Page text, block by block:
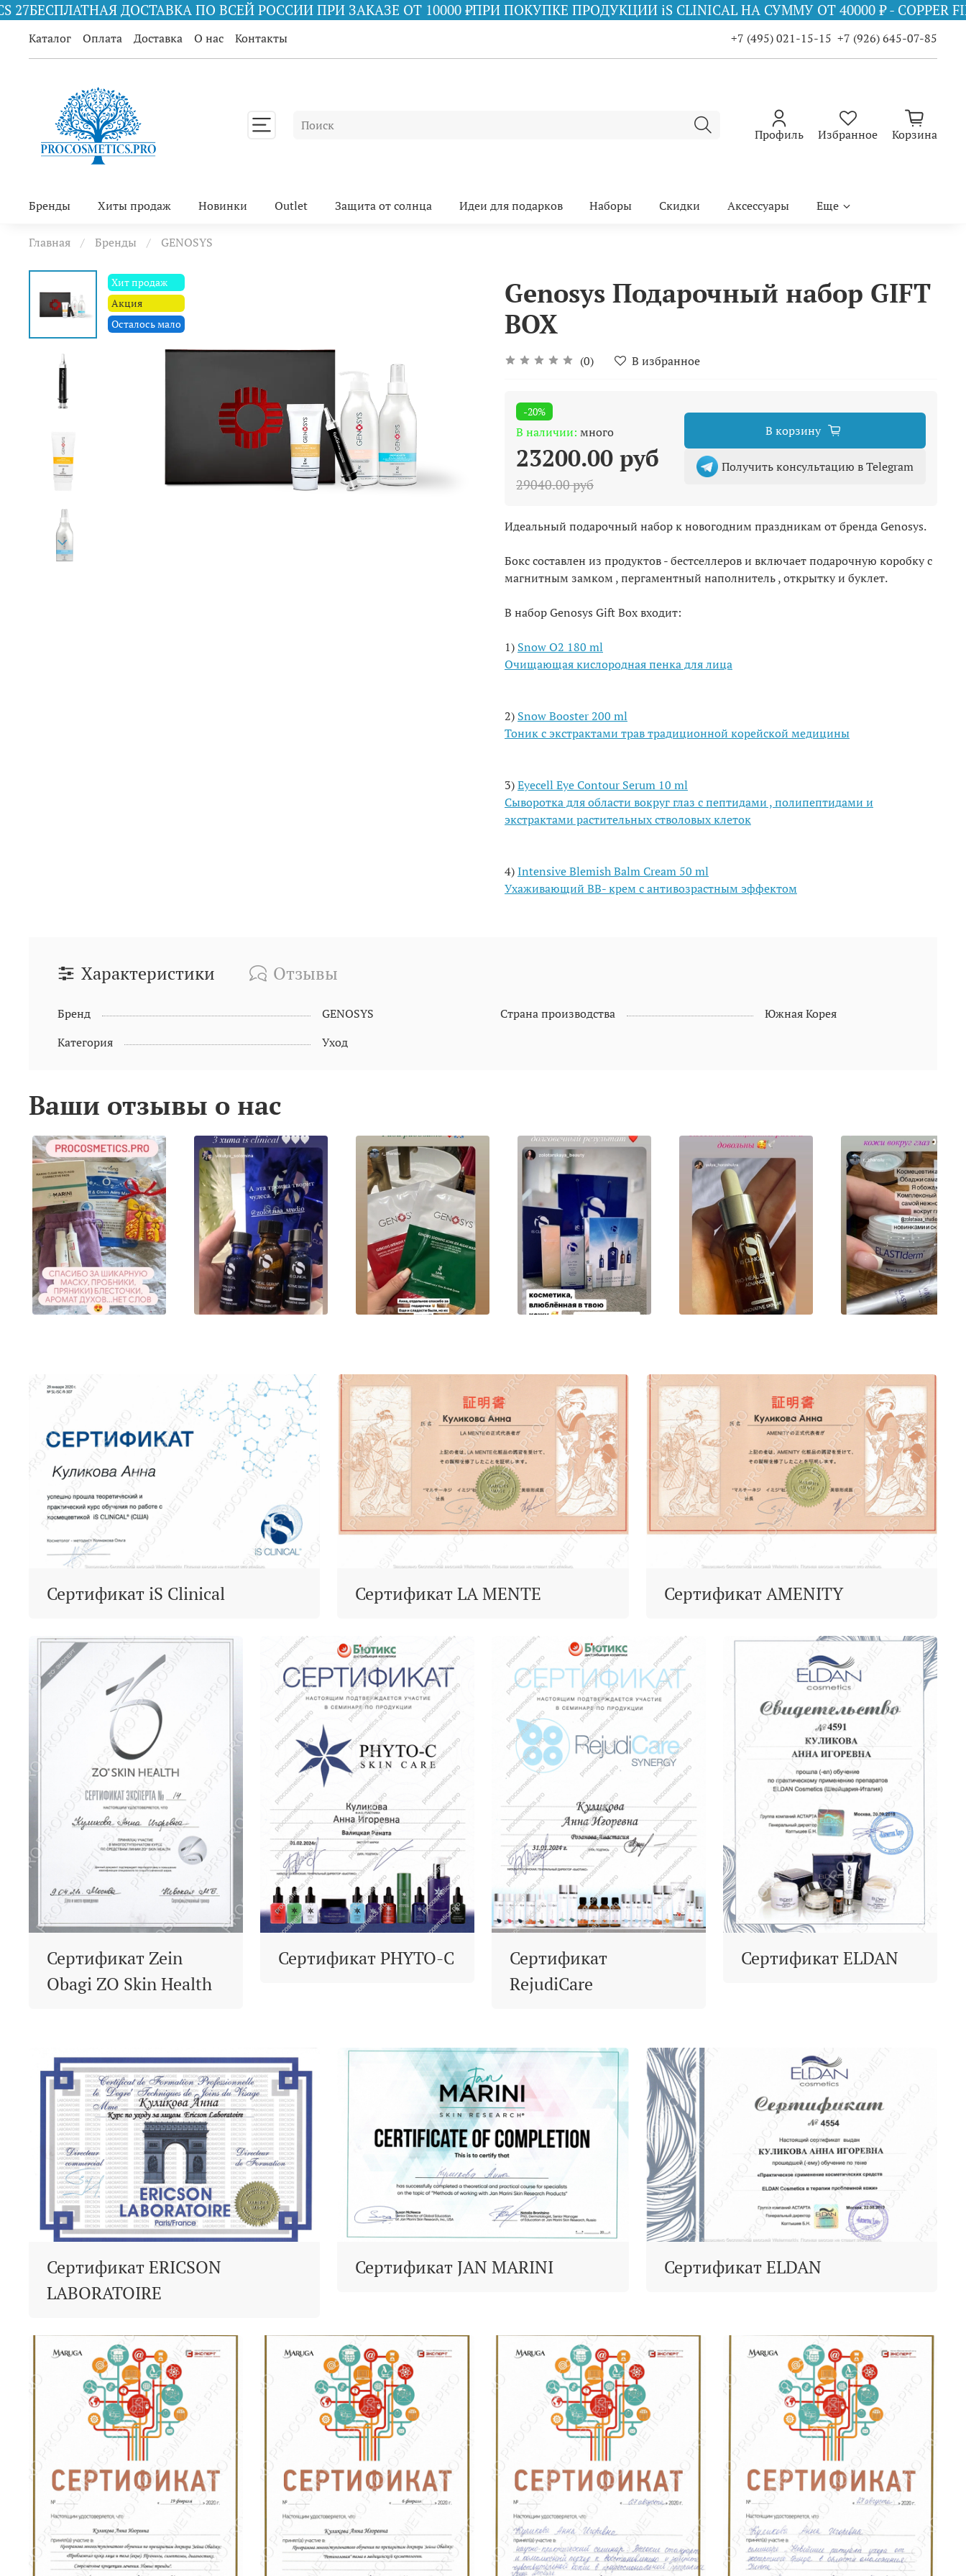
ДОСТАВКА ПО ВСЕЙ РОССИИ ПРИ ЗАКАЗЕ ОТ 10000 ₽ПРИ ПОКУПКЕ ПРОДУКЦИИ iS CLINICAL НА СУММУ ОТ 40000 ₽ - COPPER FIRMING MIST 75
Каталог Оплата Доставка О нас Контакты +7 (495) 021-15-15 +7 (926) 645-07-85
Профиль Избранное Корзина
Бренды Хиты продаж Новинки Outlet Защита от солнца Идеи для подарков Наборы Скидки Аксессуары Еще
Главная Бренды GENOSYS
Хит продаж
Акция
Осталось мало
Genosys Подарочный набор GIFT
BOX
(0) В избранное
-20%
В наличии: много
23200.00 руб
29040.00 руб
В корзину
Получить консультацию в Telegram
Идеальный подарочный набор к новогодним праздникам от бренда Genosys.
Бокс составлен из продуктов - бестселлеров и включает подарочную коробку с
магнитным замком , пергаментный наполнитель , открытку и буклет.
В набор Genosys Gift Box входит:
1) Snow O2 180 ml
Очищающая кислородная пенка для лица
2) Snow Booster 200 ml
Тоник с экстрактами трав традиционной корейской медицины
3)Eyecell Eye Contour Serum 10 ml
Сыворотка для области вокруг глаз с пептидами , полипептидами и
экстрактами растительных стволовых клеток
4)Intensive Blemish Balm Cream 50 ml
Ухаживающий BB- крем с антивозрастным эффектом
Характеристики Отзывы
Бренд GENOSYS Страна производства
Южная Корея
Категория
Уход
Ваши отзывы о нас
Сертификат iS Clinical Сертификат LA MENTE Сертификат AMENITY
Сертификат Zein
Obagi ZO Skin Health
Сертификат PHYTO-C
Сертификат
RejudiCare
Сертификат ELDAN
Сертификат ERICSON
LABORATOIRE
Сертификат JAN MARINI Сертификат ELDAN